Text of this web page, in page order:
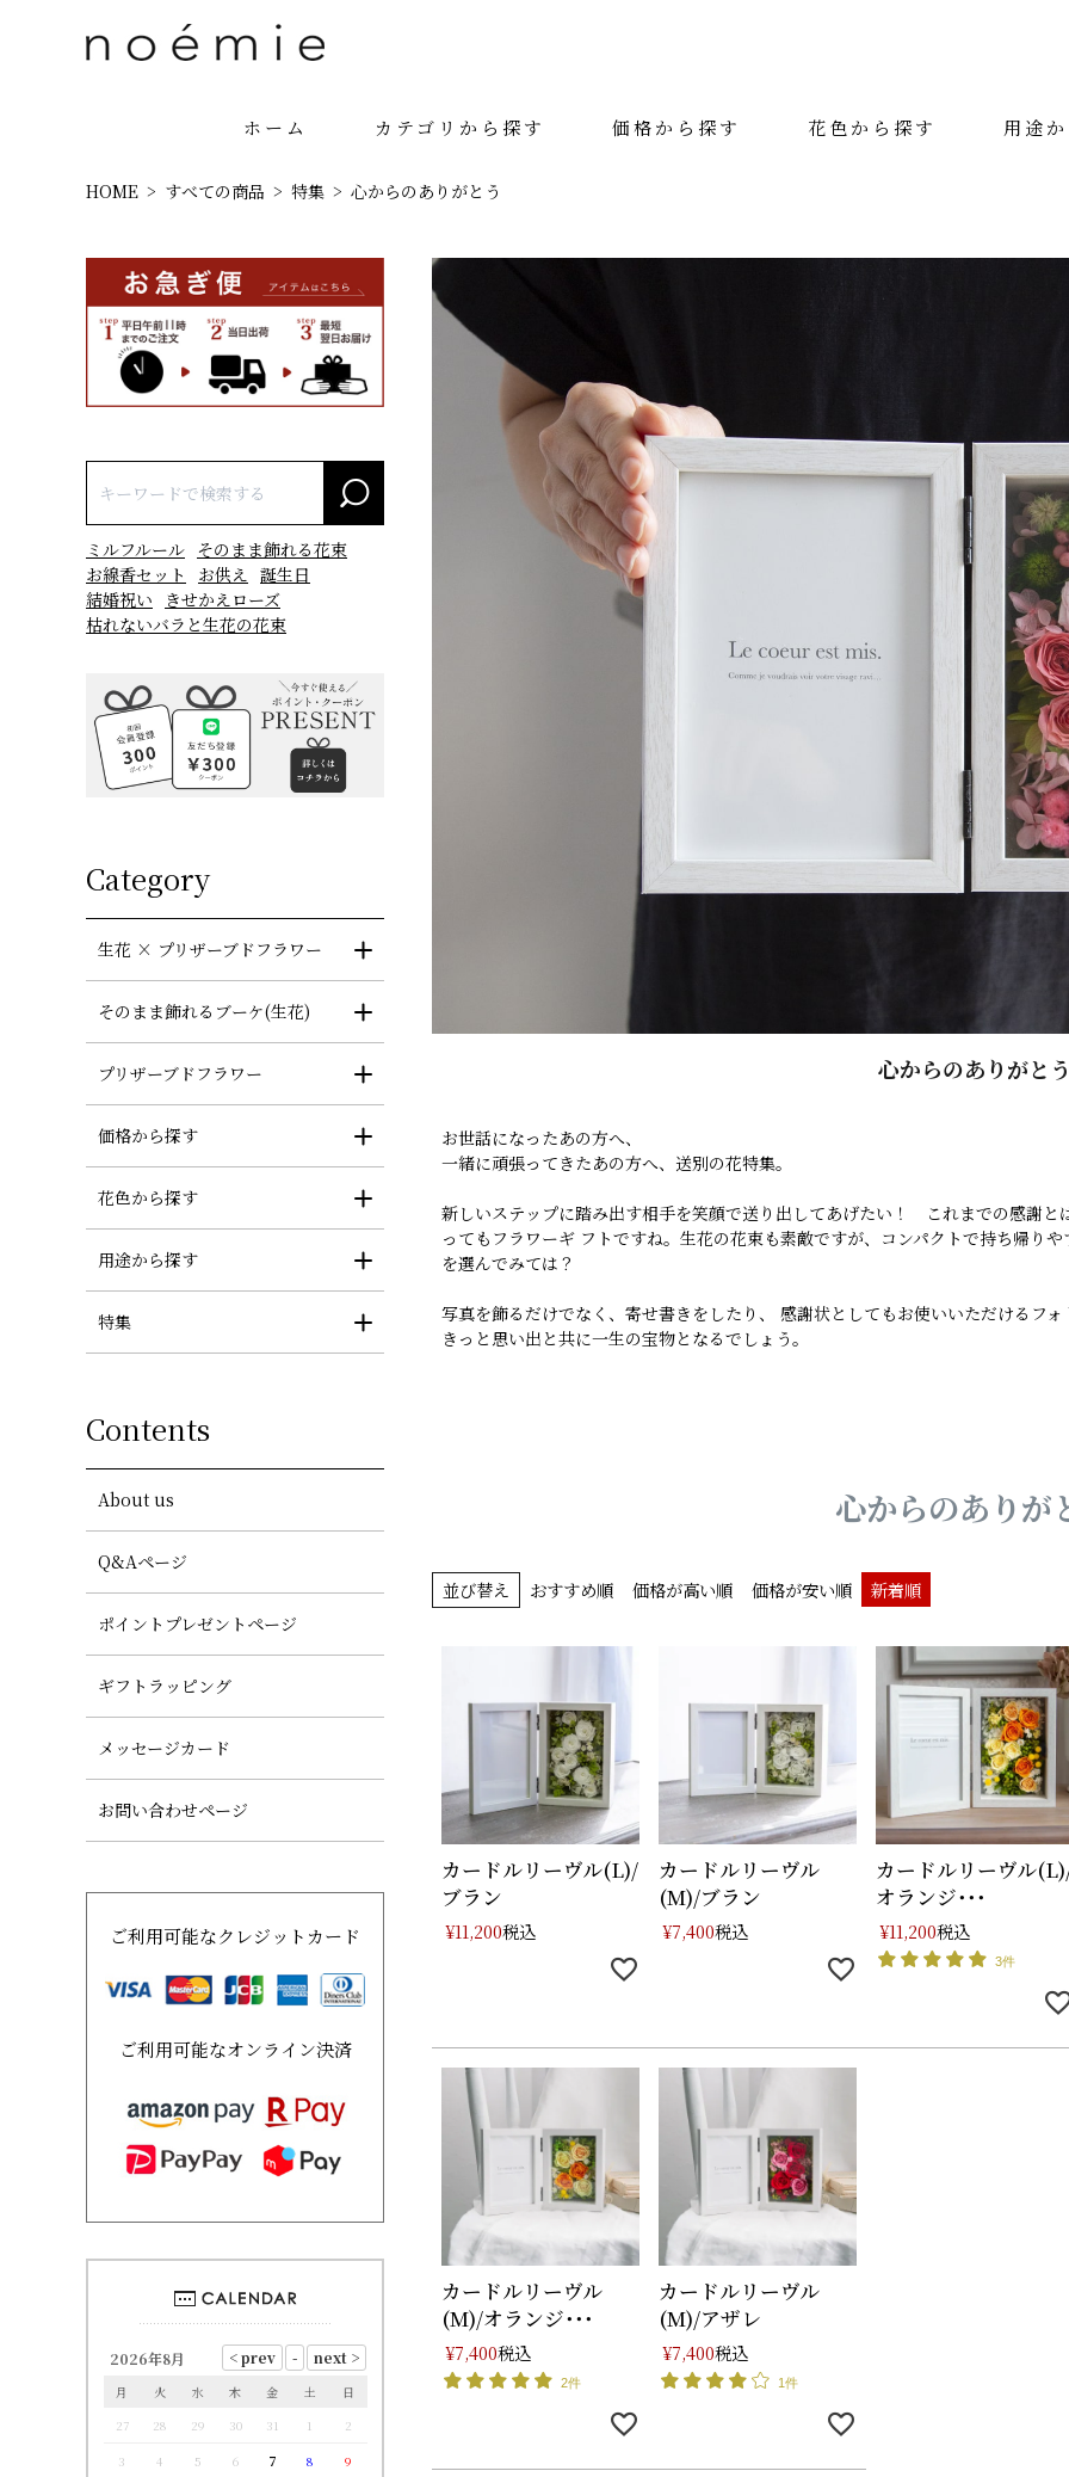
価格（税抜）
ホーム カテゴリから探す 価格から探す 花色から探す 用途
HOME すべての商品 特集 心からのありがとう
ミルフルール そのまま飾れる花束
お線香セット
お供え 誕生日
結婚祝い
きせかえローズ
枯れないバラと生花の花束
Category
生花 × プリザーブドフラワー
そのまま飾れるブーケ(生花)
プリザーブドフラワー
価格から探す
花色から探す
用途から探す
特集
Contents
About us
Q&Aページ
ポイントプレゼントページ
ギフトラッピング
メッセージカード
お問い合わせページ
ご利用可能なクレジットカード
ご利用可能なオンライン決済
2026年8月
月 火 水 木 金 土
日
27
28 29 30 31 1
2
3
4 5 6 7 8
9
心からのありがと
お世話になったあの方へ、
一緒に頑張ってきたあの方へ、送別の花特集。
新しいステップに踏み出す相手を笑顔で送り出してあげたい！ これまでの感謝と
ってもフラワーギ フトですね。生花の花束も素敵ですが、コンパクトで持ち帰り
を選んでみては？
写真を飾るだけでなく、寄せ書きをしたり、 感謝状としてもお使いいただけるフ
きっと思い出と共に一生の宝物となるでしょう。
心からのありが
並び替え おすすめ順 価格が高い順 価格が安い順 新着順
カードルリーヴル(L)/
ブラン
¥11,200税込
カードルリーヴル
(M)/ブラン
¥7,400税込
カードルリーヴル
オランジ･･･
¥11,200税込
3件
カードルリーヴル
(M)/オランジ･･･
¥7,400税込
2件
カードルリーヴル
(M)/アザレ
¥7,400税込
1件